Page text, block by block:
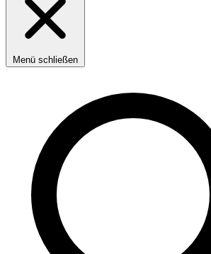
Menü schließen